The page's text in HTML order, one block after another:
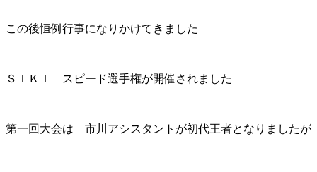
この後恒例行事になりかけてきました
ＳＩＫＩ スピード選手権が開催されました
第一回大会は 市川アシスタントが初代王者となりましたが